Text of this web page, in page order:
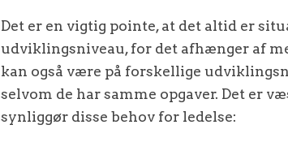
Det er en vigtig pointe, at det altid er
udviklingsniveau, for det afhænger af
kan også være på forskellige
selvom de har samme opgaver. Det er
synliggør disse behov for ledelse: